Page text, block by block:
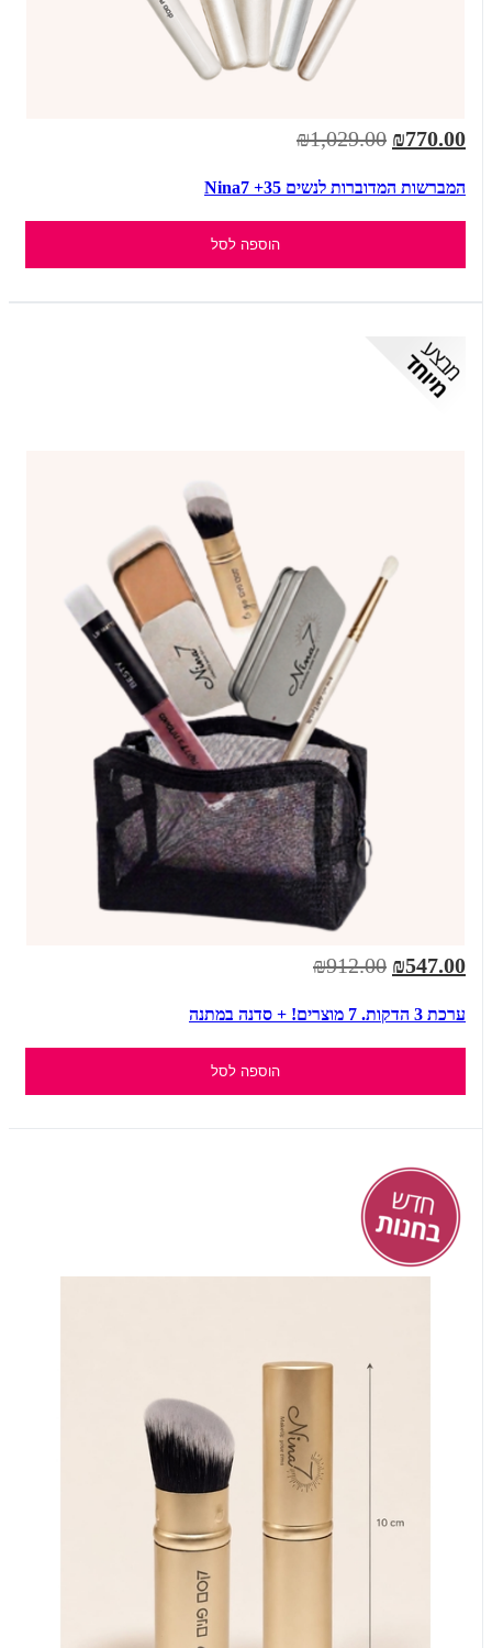
₪770.00
₪1,029.00
המברשות המדוברות לנשים 35+ Nina7
הוספה לסל
₪547.00
₪912.00
ערכת 3 הדקות. 7 מוצרים! + סדנה במתנה
הוספה לסל